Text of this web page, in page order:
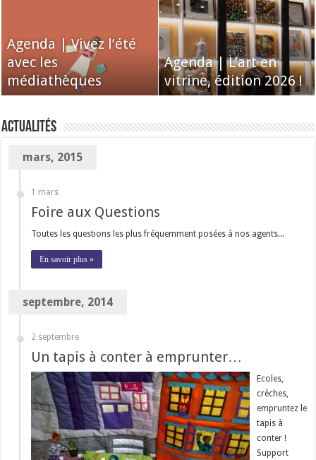
Agenda | Vivez l’été
avec les
médiathèques
Agenda | L’art en
vitrine, édition 2026 !
médiathèques :
apprendre, partager,
s’amuser
Découvrir | « Terre
ou Lune » de Jade
Khoo, aux éditions
Morgen
Redécouvrir le son
vintage avec nos
platines pour vinyles
Découvrir | « La forêt
en toi » de Gaya
Wizniewski
Actualités
mars, 2015
1 mars
Foire aux Questions
Toutes les questions les plus fréquemment posées à nos agents...
En savoir plus »
septembre, 2014
2 septembre
Un tapis à conter à emprunter…
Ecoles,
crèches,
empruntez le
tapis à
conter !
Support